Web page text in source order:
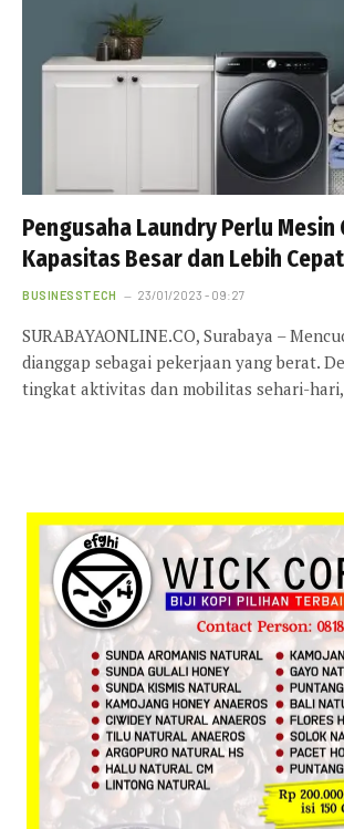
Pengusaha Laundry Perlu Mesin
Kapasitas Besar dan Lebih Cepat
BUSINESSTECH 23/01/2023 - 09:27
SURABAYAONLINE.CO, Surabaya –
dianggap sebagai pekerjaan yang berat.
tingkat aktivitas dan mobilitas sehari-